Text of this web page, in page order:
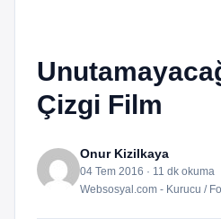
Çizgi Film
Onur Kizilkaya
04 Tem 2016 · 11 dk okuma
Websosyal.com - Kurucu /